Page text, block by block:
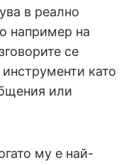
в реално
например на
се
като
или
му е най-